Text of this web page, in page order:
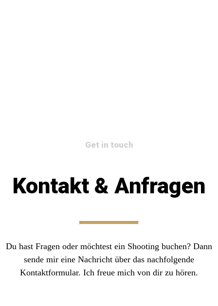
Get in touch
Kontakt & Anfragen
Du hast Fragen oder möchtest ein Shooting buchen? Dann
sende mir eine Nachricht über das nachfolgende
Kontaktformular. Ich freue mich von dir zu hören.